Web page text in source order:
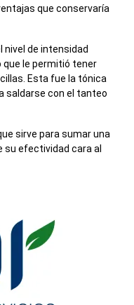
que conservaría
nivel de intensidad
que le permitió tener
Esta fue la tónica
saldarse con el tanteo
sirve para sumar una
su efectividad cara al